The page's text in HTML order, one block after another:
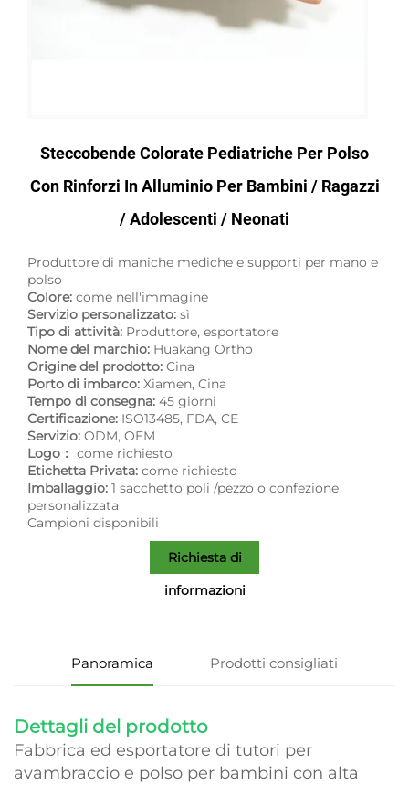
Steccobende Colorate Pediatriche Per Polso
Con Rinforzi In Alluminio Per Bambini / Ragazzi
/ Adolescenti / Neonati
Produttore di maniche mediche e supporti per mano e
polso
Colore: come nell'immagine
Servizio personalizzato: sì
Tipo di attività: Produttore, esportatore
Nome del marchio: Huakang Ortho
Origine del prodotto: Cina
Porto di imbarco: Xiamen, Cina
Tempo di consegna: 45 giorni
Certificazione: ISO13485, FDA, CE
Servizio: ODM, OEM
Logo： come richiesto
Etichetta Privata: come richiesto
Imballaggio: 1 sacchetto poli /pezzo o confezione
personalizzata
Campioni disponibili
Richiesta di
informazioni
Panoramica Prodotti consigliati
Dettagli del prodotto
Fabbrica ed esportatore di tutori per
avambraccio e polso per bambini con alta